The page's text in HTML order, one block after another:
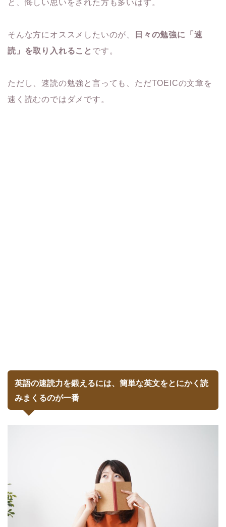
と、悔しい思いをされた方も多いはず。
そんな方にオススメしたいのが、
日々の勉強に「速
読」を取り入れること です。
ただし、速読の勉強と言っても、ただTOEICの文章を
速く読むのではダメです。
英語の速読力を鍛えるには、簡単な英文をとにかく読
みまくるのが一番